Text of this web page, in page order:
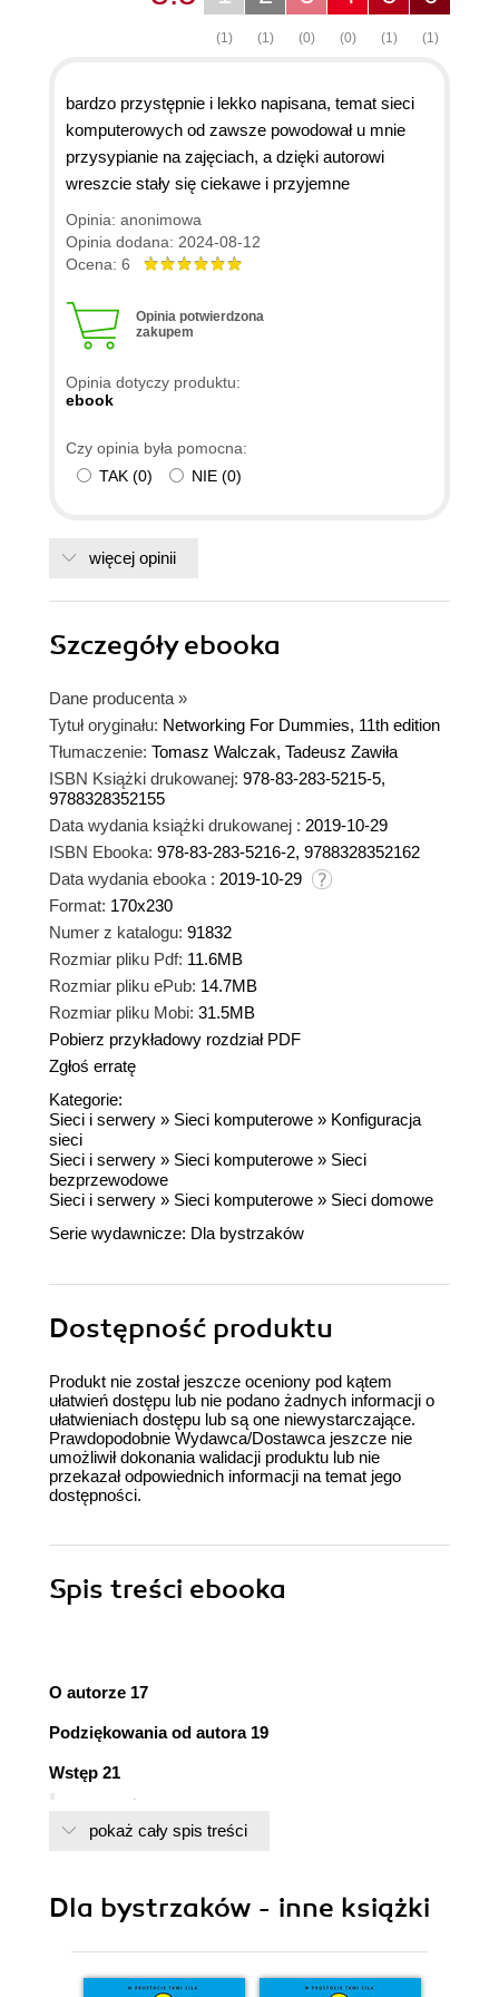
(1)
(1)
(0)
(0)
(1)
(1)
bardzo przystępnie i lekko napisana, temat sieci
komputerowych od zawsze powodował u mnie
przysypianie na zajęciach, a dzięki autorowi
wreszcie stały się ciekawe i przyjemne
Opinia: anonimowa
Opinia dodana: 2024-08-12
Ocena: 6
Opinia potwierdzona
zakupem
Opinia dotyczy produktu:
ebook
Czy opinia była pomocna:
TAK (0) NIE (0)
więcej opinii
Szczegółyebooka
Dane producenta »
Tytuł oryginału: Networking For Dummies, 11th edition
Tłumaczenie: Tomasz Walczak, Tadeusz Zawiła
ISBN Książki drukowanej: 978-83-283-5215-5,
9788328352155
Data wydania książki drukowanej : 2019-10-29
ISBN Ebooka: 978-83-283-5216-2, 9788328352162
Data wydania ebooka : 2019-10-29
Format: 170x230
Numer z katalogu: 91832
Rozmiar pliku Pdf: 11.6MB
Rozmiar pliku ePub: 14.7MB
Rozmiar pliku Mobi: 31.5MB
Pobierz przykładowy rozdział PDF
Zgłoś erratę
Kategorie:
Sieci i serwery » Sieci komputerowe » Konfiguracja
sieci
Sieci i serwery » Sieci komputerowe » Sieci
bezprzewodowe
Sieci i serwery » Sieci komputerowe » Sieci domowe
Serie wydawnicze: Dla bystrzaków
Dostępność produktu
Produkt nie został jeszcze oceniony pod kątem
ułatwień dostępu lub nie podano żadnych informacji o
ułatwieniach dostępu lub są one niewystarczające.
Prawdopodobnie Wydawca/Dostawca jeszcze nie
umożliwił dokonania walidacji produktu lub nie
przekazał odpowiednich informacji na temat jego
dostępności.
Spis treści ebooka
O autorze 17
Podziękowania od autora 19
Wstęp 21
O książce 22
Niezbyt rozsądne założenia 23
CZĘŚĆ I: PIERWSZE KROKI W ŚWIECIE SIECI
pokaż cały spis treści
Dla bystrzaków - inne książki